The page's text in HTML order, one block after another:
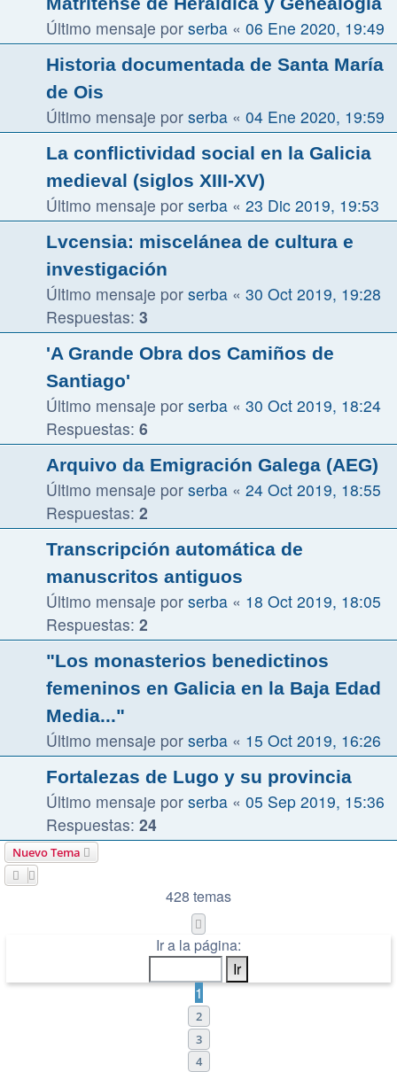
Último mensaje por serba « 06 Ene 2020, 19:49
Historia documentada de Santa María
de Ois
Último mensaje por serba « 04 Ene 2020, 19:59
La conflictividad social en la Galicia
medieval (siglos XIII-XV)
Último mensaje por serba « 23 Dic 2019, 19:53
Lvcensia: miscelánea de cultura e
investigación
Último mensaje por serba « 30 Oct 2019, 19:28
Respuestas: 3
'A Grande Obra dos Camiños de
Santiago'
Último mensaje por serba « 30 Oct 2019, 18:24
Respuestas: 6
Arquivo da Emigración Galega (AEG)
Último mensaje por serba « 24 Oct 2019, 18:55
Respuestas: 2
Transcripción automática de
manuscritos antiguos
Último mensaje por serba « 18 Oct 2019, 18:05
Respuestas: 2
"Los monasterios benedictinos
femeninos en Galicia en la Baja Edad
Media..."
Último mensaje por serba « 15 Oct 2019, 16:26
Fortalezas de Lugo y su provincia
Último mensaje por serba « 05 Sep 2019, 15:36
Respuestas: 24
Nuevo Tema
428 temas
Ir a la página:
1
2
3
4